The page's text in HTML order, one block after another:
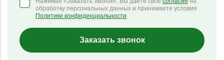
обработку персональных данных и принимаете условия
Политики конфиденциальности.
Заказать звонок